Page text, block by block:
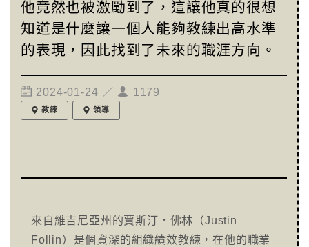
他竟然也被激勵到了，這讓他真的很想
知道是什麼讓一個人能夠教練出高水準
的表現，因此找到了未來的職涯方向。
2024-01-24 ／ 1179
教練 領導
來自維吉尼亞州的賈斯汀．佛林（Justin
Follin）是個資深的組織績效教練，在他的職業